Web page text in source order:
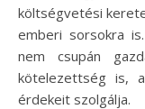
költségvetési
emberi sorsokra
nem csupán
kötelezettség is,
érdekeit szolgálja.